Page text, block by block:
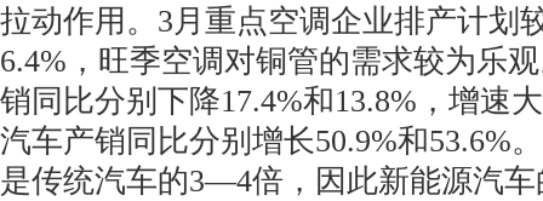
拉动作用。3月重点空调企业排产计划
6.4%，旺季空调对铜管的需求较为乐
销同比分别下降17.4%和13.8%，增速
汽车产销同比分别增长50.9%和53.6%
是传统汽车的3—4倍，因此新能源汽